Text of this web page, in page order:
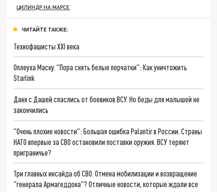
ЦИЛИНДР НА МАРСЕ
ЧИТАЙТЕ ТАКЖЕ:
Технофашисты XXI века
Оплеуха Маску. "Пора снять белые перчатки": Как уничтожить
Starlink
Даня с Дашей спаслись от боевиков ВСУ. Но беды для малышей не
закончились
"Очень плохие новости": Большая ошибка Palantir в России. Страны
НАТО впервые за СВО остановили поставки оружия. ВСУ теряют
приграничье?
Три главных инсайда об СВО. Отмена мобилизации и возвращение
"генерала Армагеддона"? Отличные новости, которые ждали все